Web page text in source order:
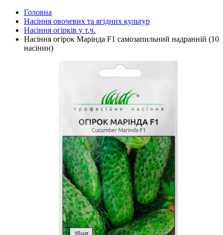
Головна
Насіння овочевих та ягідних культур
Насіння огірків у т.ч.
Насіння огірок Марінда F1 самозапильний надранній (10
насінин)